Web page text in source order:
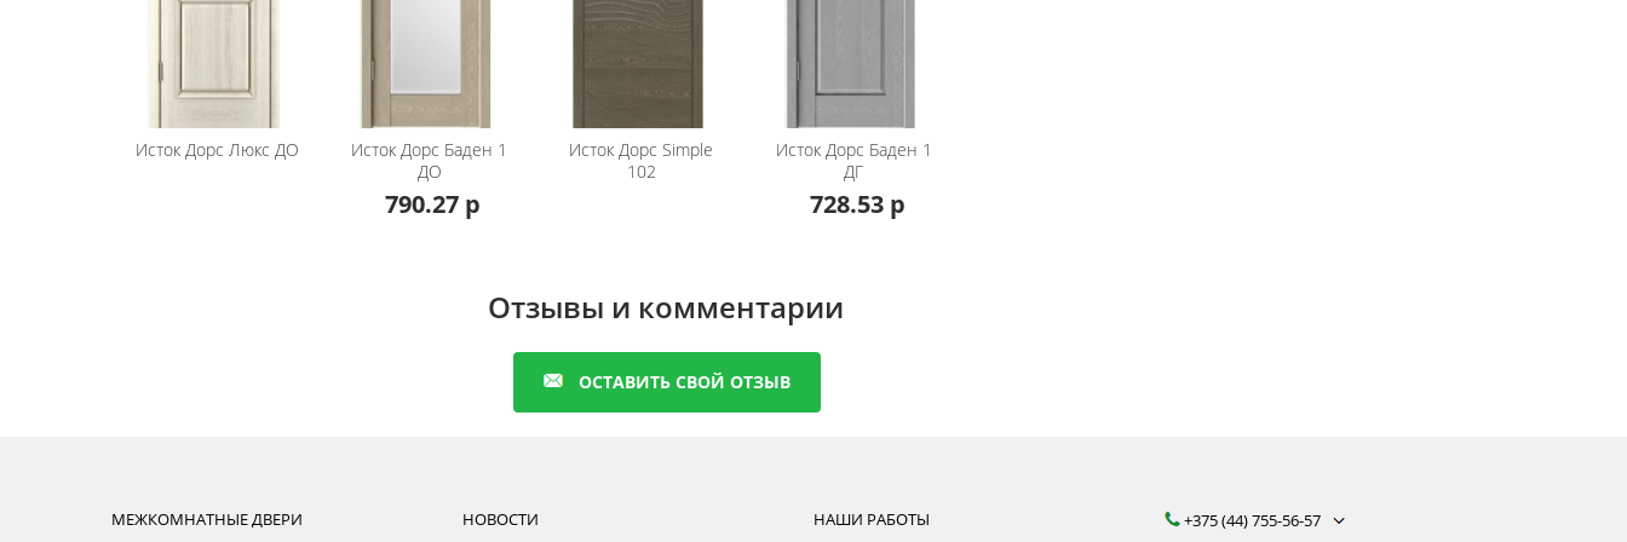
Стоимость может варьироваться в зависимости от выбранного цвета двери или вида стекла. Подробности
каталогамежкомнатные двери Исток в покрытии натуральный шпон
Исток Дорс Люкс ДО Исток Дорс Баден 1
ДО
790.27 р
Исток Дорс Simple
102
Исток Дорс Баден 1
ДГ
728.53 р
Отзывы и комментарии
ОСТАВИТЬ СВОЙ ОТЗЫВ
МЕЖКОМНАТНЫЕ ДВЕРИ НОВОСТИ НАШИ РАБОТЫ +375 (44) 755-56-57